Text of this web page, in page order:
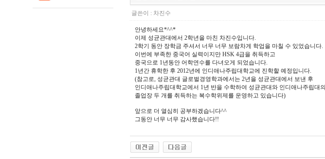
글쓴이 : 차진수
안녕하세요*^^*
이제 성균관대에서 2학년을 마친 차진수입니다.
2학기 동안 장학금 주셔서 너무 너무 보람차게 학업을 마칠 수 있었습니다.
이번에 부족한 중국어 실력이지만 HSK 4급을 취득하고
중국으로 1년동안 어학연수를 다녀오게 되었습니다.
1년간 휴학한 후 2012년에 인디애나주립대학교에 진학할 예정입니다.
(참고로, 성균관대 글로벌경영학과에서는 2년을 성균관대에서 보낸 후
인디애나주립대학교에서 1년 반을 수학하여 성균관대와 인디애나주립대의
졸업장 두 개를 취득하는 복수학위제를 운영하고 있습니다)
앞으로 더 열심히 공부하겠습니다^^
그동안 너무 너무 감사했습니다!!